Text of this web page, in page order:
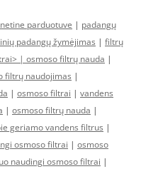
parduotuve | padangų
padangų žymėjimas | filtrų
| osmoso filtrų nauda |
filtrų naudojimas |
| osmoso filtrai | vandens
| osmoso filtrų nauda |
geriamo vandens filtrus |
osmoso filtrai | osmoso
naudingi osmoso filtrai |